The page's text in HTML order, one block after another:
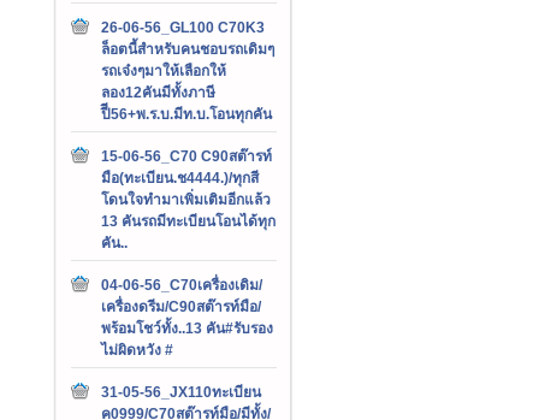
26-06-56_GL100 C70K3
ล็อตนี้สำหรับคนชอบรถเดิมๆ
รถเจ๋งๆมาให้เลือกให้
ลอง12คันมีทั้งภาษี
ปีี56+พ.ร.บ.มีท.บ.โอนทุกคัน
15-06-56_C70 C90สต๊ารท์
มือ(ทะเบียน.ช4444.)/ทุกสี
โดนใจทำมาเพิ่มเติมอีกแล้ว
13 คันรถมีทะเบียนโอนได้ทุก
คัน..
04-06-56_C70เครื่องเดิม/
เครื่องดรีม/C90สต๊ารท์มือ/
พร้อมโชว์ทั้ง..13 คัน#รับรอง
ไม่ผิดหวัง #
31-05-56_JX110ทะเบียน
ค0999/C70สต๊ารท์มือ/มีทั้ง/